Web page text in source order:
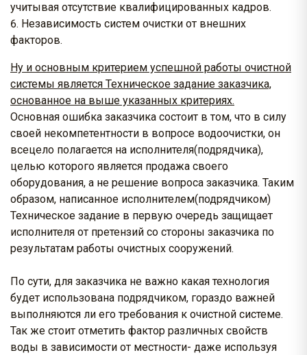
учитывая отсутствие квалифицированных кадров.
Независимость систем очистки от внешних
факторов.
Ну и основным критерием успешной работы очистной
системы является Техническое задание заказчика,
основанное на выше указанных критериях.
Основная ошибка заказчика состоит в том, что в силу
своей некомпетентности в вопросе водоочистки, он
всецело полагается на исполнителя(подрядчика),
целью которого является продажа своего
оборудования, а не решение вопроса заказчика. Таким
образом, написанное исполнителем(подрядчиком)
Техническое задание в первую очередь защищает
исполнителя от претензий со стороны заказчика по
результатам работы очистных сооружений.
По сути, для заказчика не важно какая технология
будет использована подрядчиком, гораздо важней
выполняются ли его требования к очистной системе.
Так же стоит отметить фактор различных свойств
воды в зависимости от местности- даже используя